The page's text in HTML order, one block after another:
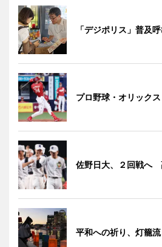
「デジポリス」普及
プロ野球・オリック
佐野日大、２回戦へ
平和への祈り、灯籠